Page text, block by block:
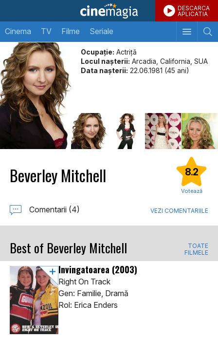
DESCARCA
APLICATIA
Cinema TV Filme Seriale
Ocupație: Actriţă
Locul naşterii: Arcadia, California, SUA
Data naşterii: 22.06.1981 (45 ani)
Beverley Mitchell 8.2
Votează
Comentarii (4) VEZI COMENTARIILE
Best of Beverley Mitchell
TOATE
FILMELE
Invingatoarea (2003)
Right On Track
Gen: Familie, Dramă
Rol: Erica Enders